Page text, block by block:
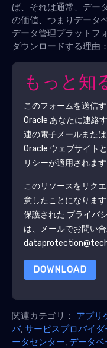
ば、それは通常、デー
の価値、つまりデータ
データ管理プラットフ
ダウンロードする理由：
もっと知
このフォームを送信
Oracle あなたに連絡
連の電子メールまた
Oracle ウェブサイト
リシーが適用されます
このリソースをリク
意したことになりま
保護された プライバ
は、メールでお問い
DOWNLOAD
関連カテゴリ： アプリ
バ, サービスプロバイダ
ータセンター データベ